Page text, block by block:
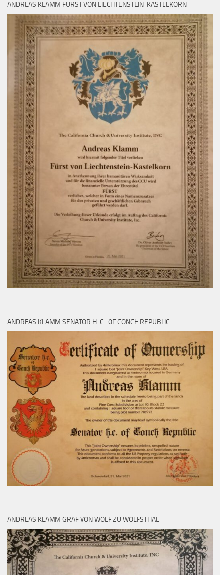
ANDREAS KLAMM FÜRST VON LIECHTENSTEIN-KASTELKORN
ANDREAS KLAMM SENATOR H. C.. OF CONCH REPUBLIC
ANDREAS KLAMM GRAF VON WOLF ZU WOLFSTHAL